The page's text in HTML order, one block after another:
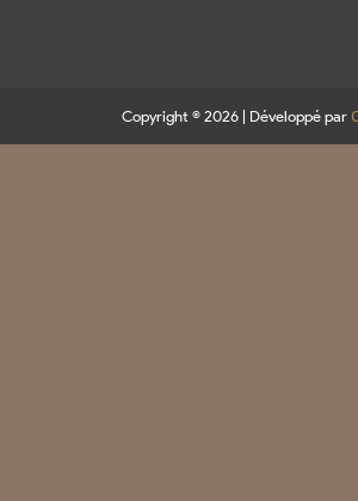
Copyright © 2026 | Développé par